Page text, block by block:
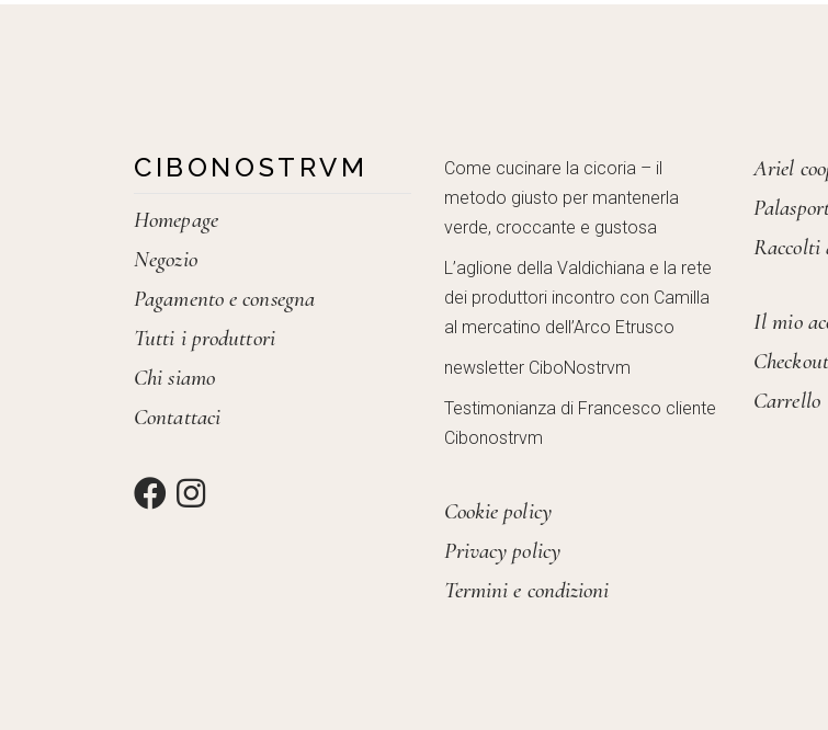
CIBONOSTRVM
Homepage
Negozio
Pagamento e consegna
Tutti i produttori
Chi siamo
Contattaci
Come cucinare la cicoria – il
metodo giusto per mantenerla
verde, croccante e gustosa
L’aglione della Valdichiana e la rete
dei produttori incontro con Camilla
al mercatino dell’Arco Etrusco
newsletter CiboNostrvm
Testimonianza di Francesco cliente
Cibonostrvm
Cookie policy
Privacy policy
Termini e condizioni
Ariel
Raccolti
Il mio
Checkout
Carrello